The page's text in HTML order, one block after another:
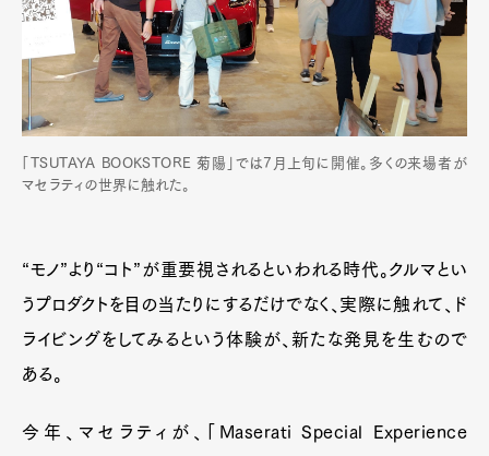
「TSUTAYA BOOKSTORE 菊陽」では7月上旬に開催。多くの来場者が
マセラティの世界に触れた。
“モノ”より“コト”が重要視されるといわれる時代。クルマとい
うプロダクトを目の当たりにするだけでなく、実際に触れて、ド
ライビングをしてみるという体験が、新たな発見を生むので
ある。
今年、マセラティが、「Maserati Special Experience